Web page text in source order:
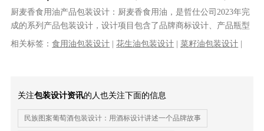
厨麦香食用油产品包装设计：厨麦香食用油，是哲仕公司2023年完
成的系列产品包装设计，设计项目包含了品牌商标设计、产品瓶型
设计、系列产品包装设计等工作。......
相关标签：食用油包装设计 |花生油包装设计 |菜籽油包装设计
关注包装设计资讯的人也关注下面的信息
民族图案葡萄酒包装设计：用酒标设计讲述一个品牌故事